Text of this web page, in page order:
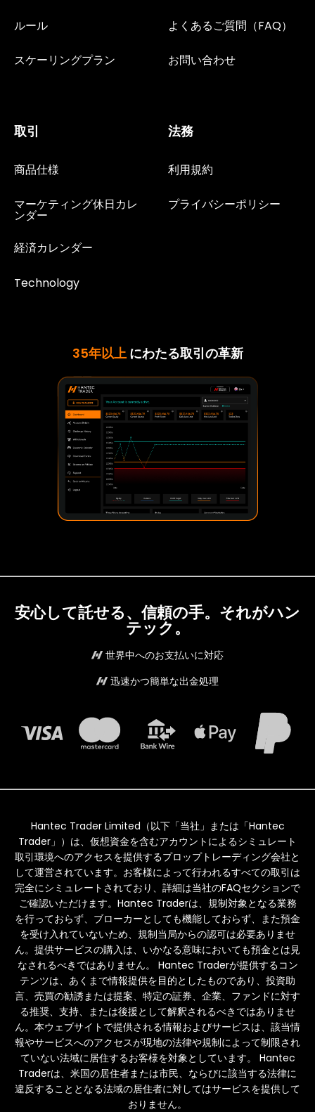
ルール
スケーリングプラン
よくあるご質問（FAQ）
お問い合わせ
取引
商品仕様
マーケティング休日カレ
ンダー
経済カレンダー
Technology
法務
利用規約
プライバシーポリシー
35年以上にわたる取引の革新
安心して託せる、信頼の手。それがハン
テック。
世界中へのお支払いに対応
迅速かつ簡単な出金処理
Hantec Trader Limited（以下「当社」または「Hantec
Trader」）は、仮想資金を含むアカウントによるシミュレート
取引環境へのアクセスを提供するプロップトレーディング会社と
して運営されています。お客様によって行われるすべての取引は
完全にシミュレートされており、詳細は当社のFAQセクションで
ご確認いただけます。Hantec Traderは、規制対象となる業務
を行っておらず、ブローカーとしても機能しておらず、また預金
を受け入れていないため、規制当局からの認可は必要ありませ
ん。提供サービスの購入は、いかなる意味においても預金とは見
なされるべきではありません。 Hantec Traderが提供するコン
テンツは、あくまで情報提供を目的としたものであり、投資助
言、売買の勧誘または提案、特定の証券、企業、ファンドに対す
る推奨、支持、または後援として解釈されるべきではありませ
ん。本ウェブサイトで提供される情報およびサービスは、該当情
報やサービスへのアクセスが現地の法律や規制によって制限され
ていない法域に居住するお客様を対象としています。 Hantec
Traderは、米国の居住者または市民、ならびに該当する法律に
違反することとなる法域の居住者に対してはサービスを提供して
おりません。